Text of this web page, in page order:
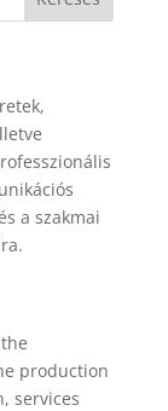
a szakmai
production
services